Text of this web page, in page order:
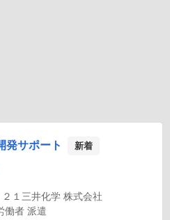
発サポート 新着
１三井化学 株式会社
働者 派遣